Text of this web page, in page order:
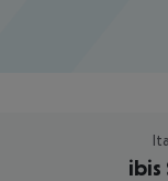
ibis